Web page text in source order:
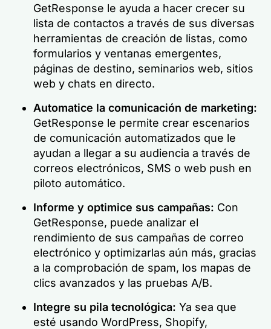
GetResponse le ayuda a hacer crecer su
lista de contactos a través de sus diversas
herramientas de creación de listas, como
formularios y ventanas emergentes,
páginas de destino, seminarios web, sitios
web y chats en directo.
Automatice la comunicación de marketing:
GetResponse le permite crear escenarios
de comunicación automatizados que le
ayudan a llegar a su audiencia a través de
correos electrónicos, SMS o web push en
piloto automático.
Informe y optimice sus campañas: Con
GetResponse, puede analizar el
rendimiento de sus campañas de correo
electrónico y optimizarlas aún más, gracias
a la comprobación de spam, los mapas de
clics avanzados y las pruebas A/B.
Integre su pila tecnológica: Ya sea que
esté usando WordPress, Shopify,